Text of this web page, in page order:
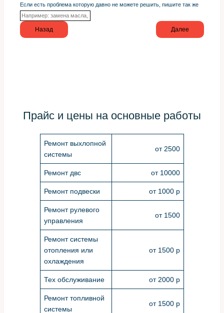
Если есть проблема которую давно не можете решить, пишите так же
Назад Далее
Прайс и цены на основные работы
Ремонт выхлопной
системы
от 2500
Ремонт двс от 10000
Ремонт подвески от 1000 р
Ремонт рулевого
управления
от 1500
Ремонт системы
отопления или
охлаждения
от 1500 р
Тех обслуживание от 2000 р
Ремонт топливной
системы
от 1500 р